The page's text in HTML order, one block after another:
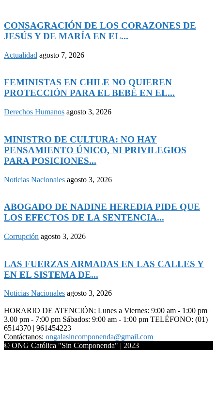
CONSAGRACIÓN DE LOS CORAZONES DE
JESÚS Y DE MARÍA EN EL...
Actualidad agosto 7, 2026
FEMINISTAS EN CHILE NO QUIEREN
PROTECCIÓN PARA EL BEBÉ EN EL...
Derechos Humanos agosto 3, 2026
MINISTRO DE CULTURA: NO HAY
PENSAMIENTO ÚNICO, NI PRIVILEGIOS
PARA POSICIONES...
Noticias Nacionales agosto 3, 2026
ABOGADO DE NADINE HEREDIA PIDE QUE
LOS EFECTOS DE LA SENTENCIA...
Corrupción agosto 3, 2026
LAS FUERZAS ARMADAS EN LAS CALLES Y
EN EL SISTEMA DE...
Noticias Nacionales agosto 3, 2026
HORARIO DE ATENCIÓN: Lunes a Viernes: 9:00 am - 1:00 pm |
3.00 pm - 7:00 pm Sábados: 9:00 am - 1:00 pm TELÉFONO: (01)
6514370 | 961454223
Contáctanos: ongalasincomponenda@gmail.com
© ONG Católica "Sin Componenda" | 2023